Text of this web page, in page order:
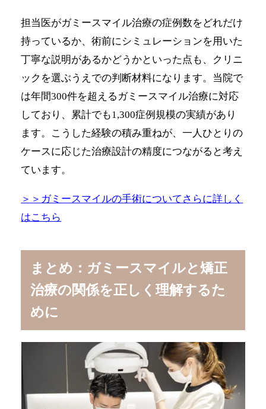
担当医がガミースマイル治療の症例数をどれだけ
持っているか、術前にシミュレーションを用いた
丁寧な説明があるかどうかといった点も、クリニ
ックを選ぶうえでの判断材料になります。当院で
は年間300件を超えるガミースマイル治療に対応
しており、累計でも1,300症例規模の実績があり
ます。こうした経験の積み重ねが、一人ひとりの
ケースに応じた治療設計の精度につながると考え
ています。
＞＞ガミースマイルの手術についてさらに詳しく
はこちら
まとめ：ガミースマイルと矯正
治療の関係を正しく理解するた
めに